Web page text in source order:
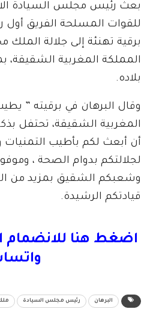
بعث رئيس مجلس السيادة
للقوات المسلحة الفريق أول
برقية تهنئة إلى جلالة
المملكة المغربية الشقيقة،
بلاده.
وقال البرهان في برقيته ”
المغربية الشقيقة، تحتفل
أن أبعث لكم بأطيب
لجلالتكم بدوام الصحة ،
وشعبكم الشقيق بمزيد من
قيادتكم الرشيدة.
اضغط هنا للانضمام
البرهان رئيس مجلس السيادة